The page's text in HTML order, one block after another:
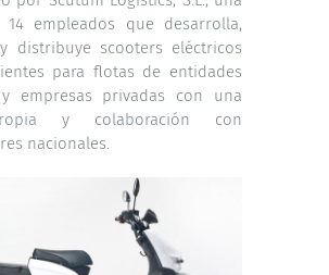
14 empleados que desarrolla,
distribuye scooters eléctricos
para flotas de entidades
empresas privadas con una
y colaboración con
nacionales.